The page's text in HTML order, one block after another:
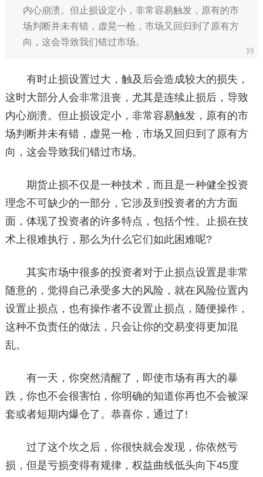
内心崩溃。但止损设定小，非常容易触发，原有的市
场判断并未有错，虚晃一枪，市场又回归到了原有方
向，这会导致我们错过市场。
有时止损设置过大，触及后会造成较大的损失，
这时大部分人会非常沮丧，尤其是连续止损后，导致
内心崩溃。但止损设定小，非常容易触发，原有的市
场判断并未有错，虚晃一枪，市场又回归到了原有方
向，这会导致我们错过市场。
期货止损不仅是一种技术，而且是一种健全投资
理念不可缺少的一部分，它涉及到投资者的方方面
面，体现了投资者的许多特点，包括个性。止损在技
术上很难执行，那么为什么它们如此困难呢?
其实市场中很多的投资者对于止损点设置是非常
随意的，觉得自己承受多大的风险，就在风险位置内
设置止损点，也有操作者不设置止损点，随便操作，
这种不负责任的做法，只会让你的交易变得更加混
乱。
有一天，你突然清醒了，即使市场有再大的暴
跌，你也不会很害怕，你明确的知道你再也不会被深
套或者短期内爆仓了。恭喜你，通过了!
过了这个坎之后，你很快就会发现，你依然亏
损，但是亏损变得有规律，权益曲线低头向下45度